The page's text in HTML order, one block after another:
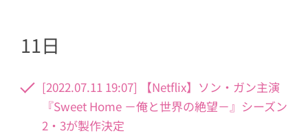
11日
[2022.07.11 19:07] 【Netflix】ソン・ガン主演
『Sweet Home －俺と世界の絶望－』シーズン
2・3が製作決定